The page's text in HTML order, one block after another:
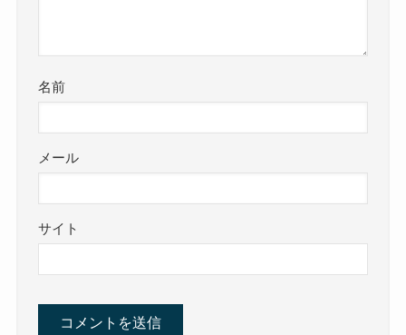
名前
メール
サイト